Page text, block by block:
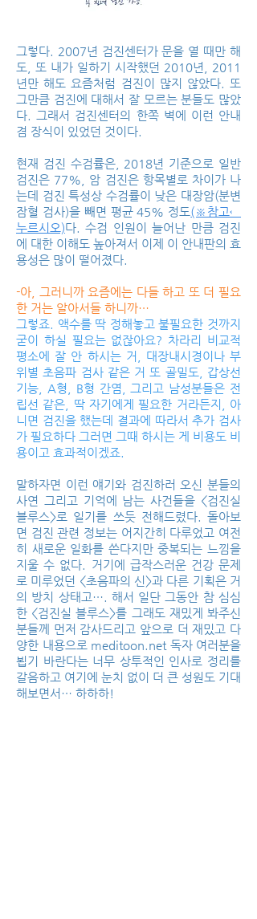
그렇다. 2007년 검진센터가 문을 열 때만 해
도, 또 내가 일하기 시작했던 2010년, 2011
년만 해도 요즘처럼 검진이 많지 않았다. 또
그만큼 검진에 대해서 잘 모르는 분들도 많았
다. 그래서 검진센터의 한쪽 벽에 이런 안내
겸 장식이 있었던 것이다.
현재 검진 수검률은, 2018년 기준으로 일반
검진은 77%, 암 검진은 항목별로 차이가 나
는데 검진 특성상 수검률이 낮은 대장암(분변
잠혈 검사)을 빼면 평균 45% 정도(※참고←
누르시오)다. 수검 인원이 늘어난 만큼 검진
에 대한 이해도 높아져서 이제 이 안내판의 효
용성은 많이 떨어졌다.
-아, 그러니까 요즘에는 다들 하고 또 더 필요
한 거는 알아서들 하니까…
그렇죠. 액수를 딱 정해놓고 불필요한 것까지
굳이 하실 필요는 없잖아요? 차라리 비교적
평소에 잘 안 하시는 거, 대장내시경이나 부
위별 초음파 검사 같은 거 또 골밀도, 갑상선
기능, A형, B형 간염, 그리고 남성분들은 전
립선 같은, 딱 자기에게 필요한 거라든지, 아
니면 검진을 했는데 결과에 따라서 추가 검사
가 필요하다 그러면 그때 하시는 게 비용도 비
용이고 효과적이겠죠.
말하자면 이런 얘기와 검진하러 오신 분들의
사연 그리고 기억에 남는 사건들을 <검진실
블루스>로 일기를 쓰듯 전해드렸다. 돌아보
면 검진 관련 정보는 어지간히 다루었고 여전
히 새로운 일화를 쓴다지만 중복되는 느낌을
지울 수 없다. 거기에 급작스러운 건강 문제
로 미루었던 <초음파의 신>과 다른 기획은 거
의 방치 상태고…. 해서 일단 그동안 참 심심
한 <검진실 블루스>를 그래도 재밌게 봐주신
분들께 먼저 감사드리고 앞으로 더 재밌고 다
양한 내용으로 meditoon.net 독자 여러분을
뵙기 바란다는 너무 상투적인 인사로 정리를
갈음하고 여기에 눈치 없이 더 큰 성원도 기대
해보면서… 하하하!